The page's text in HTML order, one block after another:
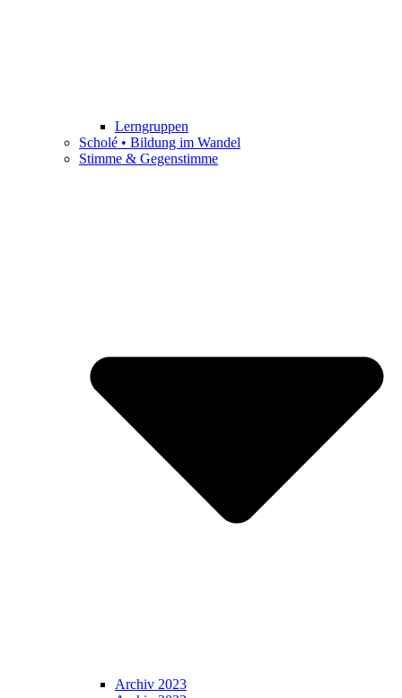
Lerngruppen
Scholé • Bildung im Wandel
Stimme & Gegenstimme
Archiv 2023